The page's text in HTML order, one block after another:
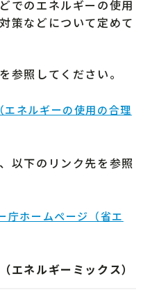
でのエネルギーの使用
策などについて定めて
参照してください。
ネルギーの使用の合理
以下のリンク先を参照
庁ホームページ（省エ
エネルギーミックス）